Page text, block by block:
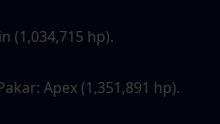
(1,034,715 hp).
Apex (1,351,891 hp).